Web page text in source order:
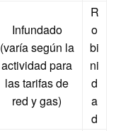
Infundado
(varía según la
actividad para
las tarifas de
red y gas)
R
o
bi
ni
d
a
d